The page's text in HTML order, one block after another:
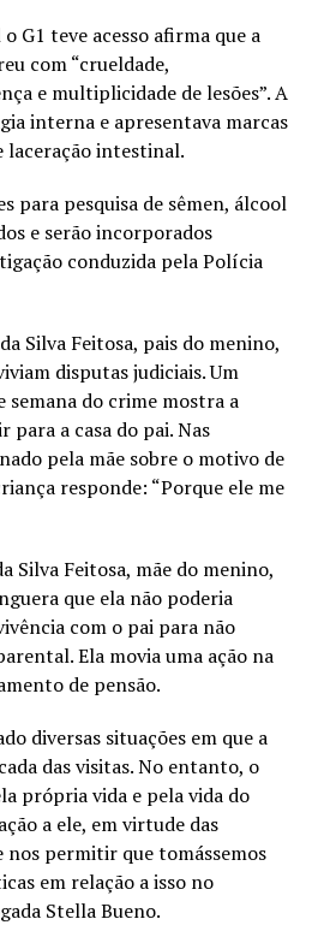
G1 teve acesso afirma que a
com “crueldade,
e multiplicidade de lesões”. A
interna e apresentava marcas
laceração intestinal.
para pesquisa de sêmen, álcool
e serão incorporados
conduzida pela Polícia
Silva Feitosa, pais do menino,
disputas judiciais. Um
do crime mostra a
para a casa do pai. Nas
pela mãe sobre o motivo de
responde: “Porque ele me
Silva Feitosa, mãe do menino,
que ela não poderia
com o pai para não
Ela movia uma ação na
de pensão.
diversas situações em que a
das visitas. No entanto, o
própria vida e pela vida do
a ele, em virtude das
nos permitir que tomássemos
em relação a isso no
Stella Bueno.